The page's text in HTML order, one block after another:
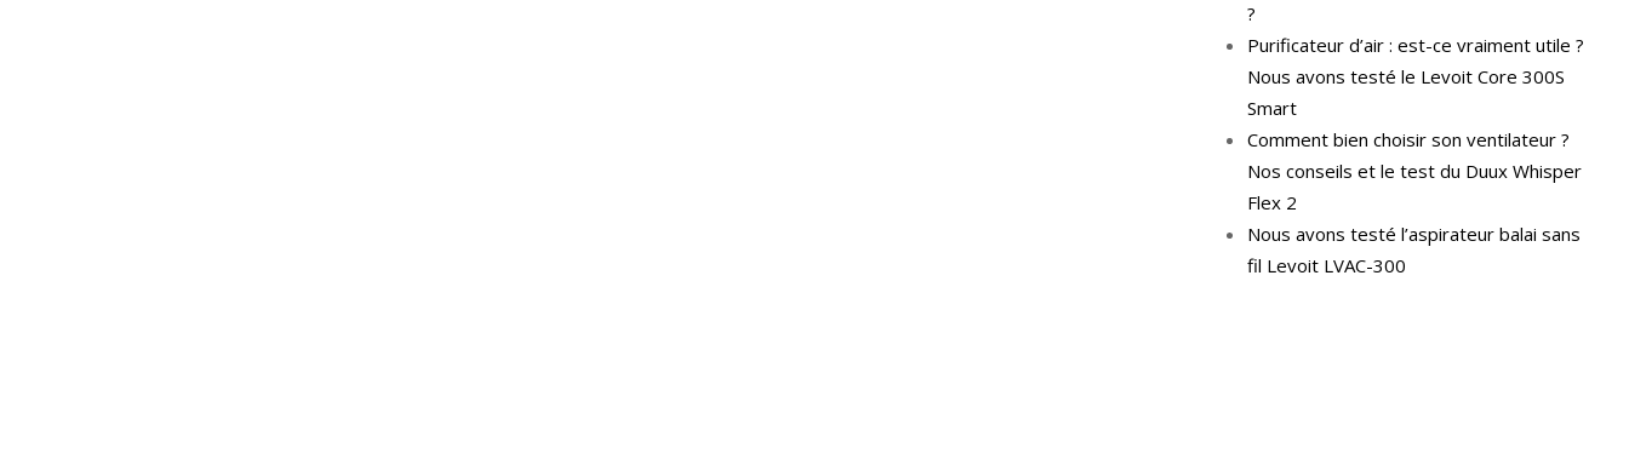
?
Purificateur d’air : est-ce vraiment utile ?
Nous avons testé le Levoit Core 300S
Smart
Comment bien choisir son ventilateur ?
Nos conseils et le test du Duux Whisper
Flex 2
Nous avons testé l’aspirateur balai sans
fil Levoit LVAC-300